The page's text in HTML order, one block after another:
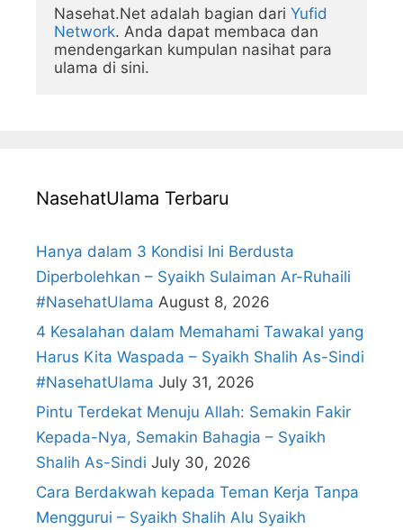
Nasehat.Net adalah bagian dari Yufid
Network. Anda dapat membaca dan
mendengarkan kumpulan nasihat para
ulama di sini.
NasehatUlama Terbaru
Hanya dalam 3 Kondisi Ini Berdusta
Diperbolehkan – Syaikh Sulaiman Ar-Ruhaili
#NasehatUlama August 8, 2026
4 Kesalahan dalam Memahami Tawakal yang
Harus Kita Waspada – Syaikh Shalih As-Sindi
#NasehatUlama July 31, 2026
Pintu Terdekat Menuju Allah: Semakin Fakir
Kepada-Nya, Semakin Bahagia – Syaikh
Shalih As-Sindi July 30, 2026
Cara Berdakwah kepada Teman Kerja Tanpa
Menggurui – Syaikh Shalih Alu Syaikh